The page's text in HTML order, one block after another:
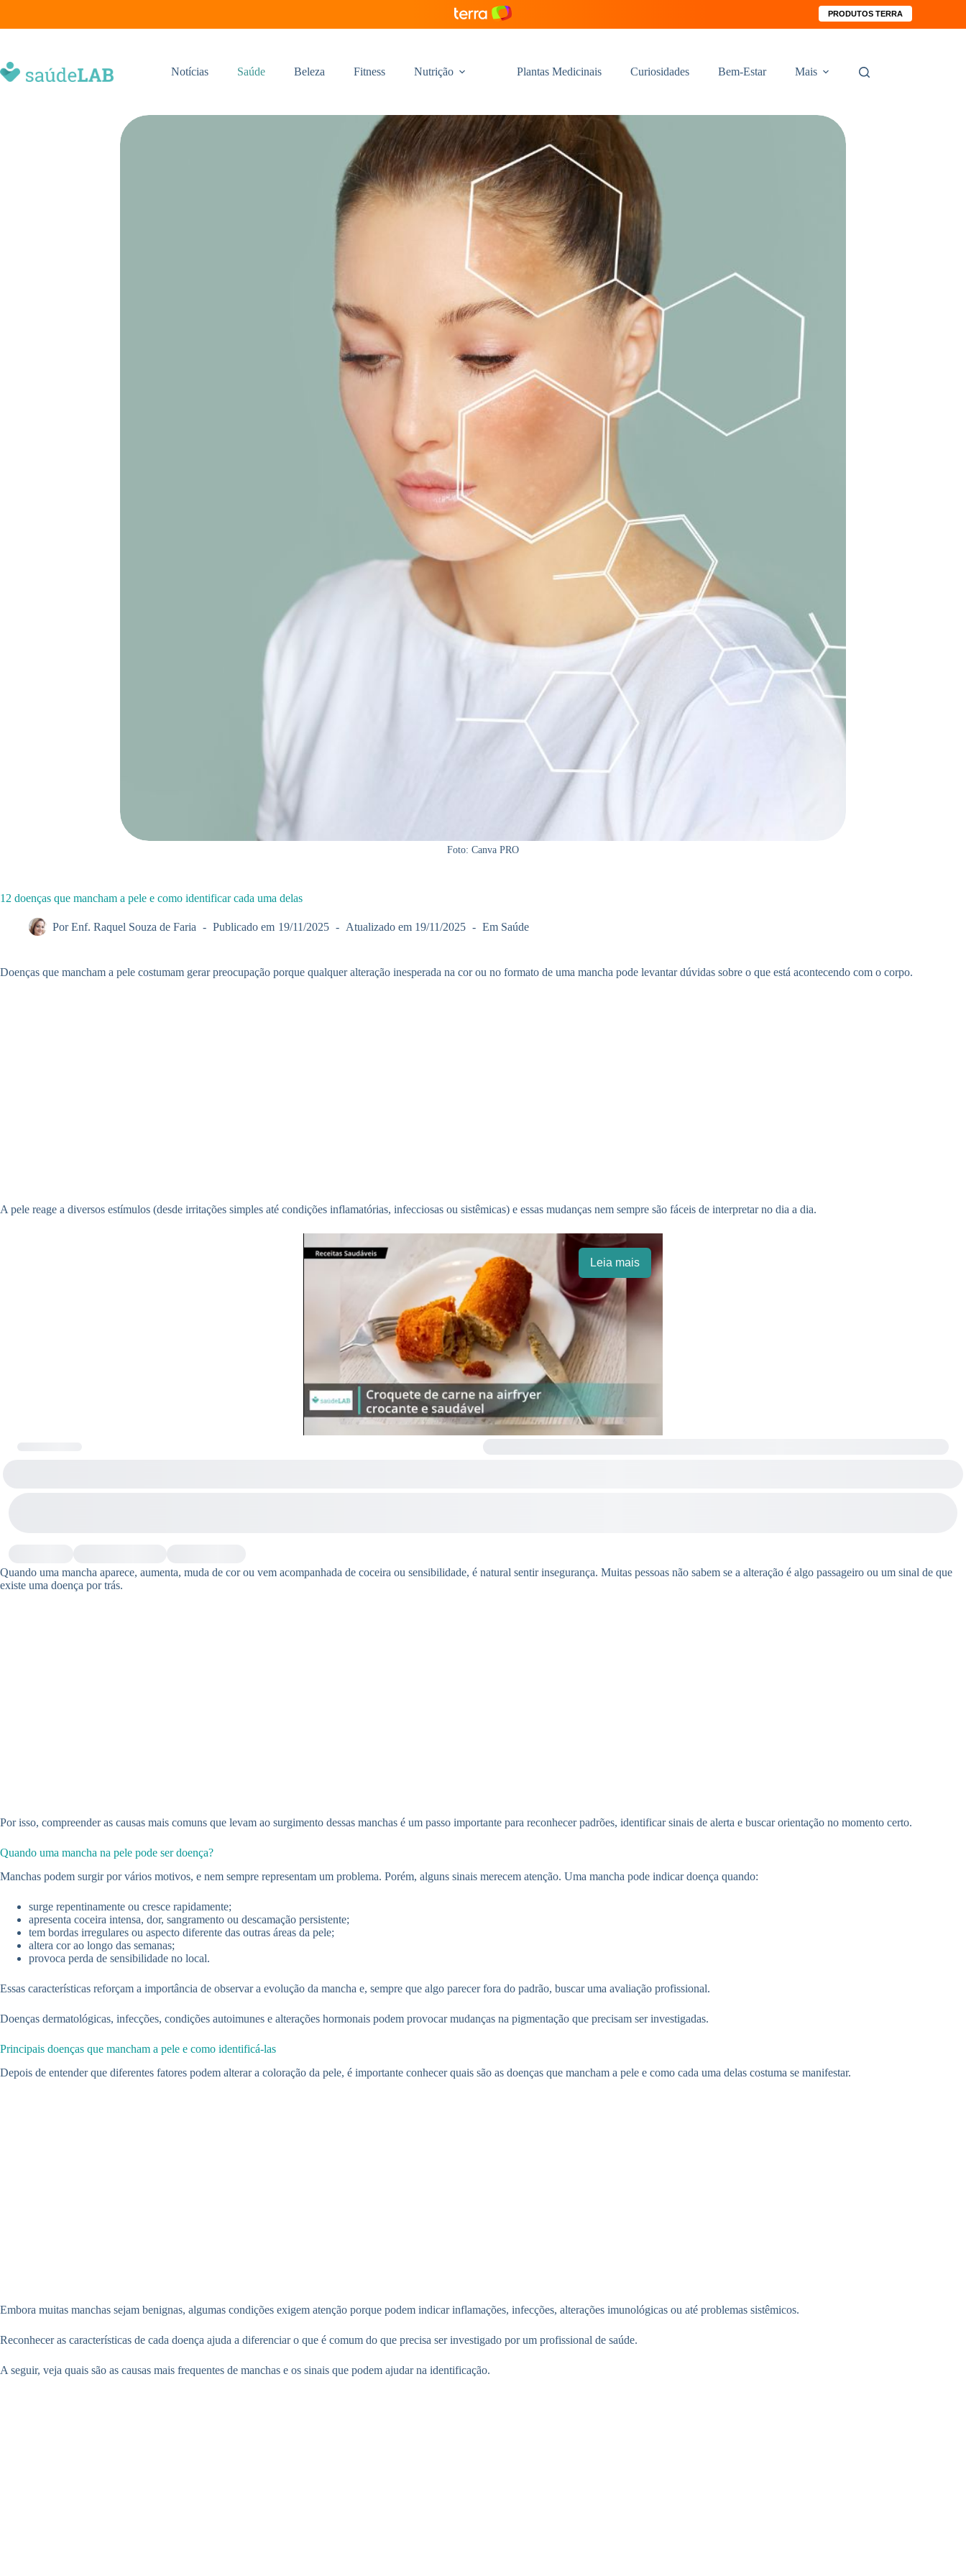
PRODUTOS TERRA
Notícias Saúde Beleza Fitness Nutrição Plantas Medicinais Curiosidades Bem-Estar Mais
Foto: Canva PRO
12 doenças que mancham a pele e como identificar cada uma delas
Por Enf. Raquel Souza de Faria Publicado em 19/11/2025 Atualizado em 19/11/2025 Em Saúde
Doenças que mancham a pele costumam gerar preocupação porque qualquer alteração inesperada na cor ou no formato de uma mancha pode levantar dúvidas sobre o que está acontecendo com o corpo.
A pele reage a diversos estímulos (desde irritações simples até condições inflamatórias, infecciosas ou sistêmicas) e essas mudanças nem sempre são fáceis de interpretar no dia a dia.
Leia mais
Quando uma mancha aparece, aumenta, muda de cor ou vem acompanhada de coceira ou sensibilidade, é natural sentir insegurança. Muitas pessoas não sabem se a alteração é algo passageiro ou um sinal de que
existe uma doença por trás.
Por isso, compreender as causas mais comuns que levam ao surgimento dessas manchas é um passo importante para reconhecer padrões, identificar sinais de alerta e buscar orientação no momento certo.
Quando uma mancha na pele pode ser doença?
Manchas podem surgir por vários motivos, e nem sempre representam um problema. Porém, alguns sinais merecem atenção. Uma mancha pode indicar doença quando:
surge repentinamente ou cresce rapidamente;
apresenta coceira intensa, dor, sangramento ou descamação persistente;
tem bordas irregulares ou aspecto diferente das outras áreas da pele;
altera cor ao longo das semanas;
provoca perda de sensibilidade no local.
Essas características reforçam a importância de observar a evolução da mancha e, sempre que algo parecer fora do padrão, buscar uma avaliação profissional.
Doenças dermatológicas, infecções, condições autoimunes e alterações hormonais podem provocar mudanças na pigmentação que precisam ser investigadas.
Principais doenças que mancham a pele e como identificá-las
Depois de entender que diferentes fatores podem alterar a coloração da pele, é importante conhecer quais são as doenças que mancham a pele e como cada uma delas costuma se manifestar.
Embora muitas manchas sejam benignas, algumas condições exigem atenção porque podem indicar inflamações, infecções, alterações imunológicas ou até problemas sistêmicos.
Reconhecer as características de cada doença ajuda a diferenciar o que é comum do que precisa ser investigado por um profissional de saúde.
A seguir, veja quais são as causas mais frequentes de manchas e os sinais que podem ajudar na identificação.